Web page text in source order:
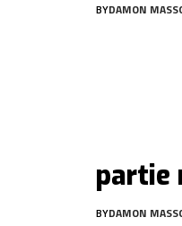
BYDAMON
partie
BYDAMON